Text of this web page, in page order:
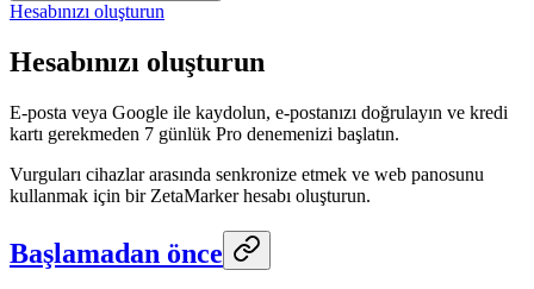
Hesabınızı oluşturun
Hesabınızı oluşturun
E-posta veya Google ile kaydolun, e-postanızı doğrulayın ve kredi
kartı gerekmeden 7 günlük Pro denemenizi başlatın.
Vurguları cihazlar arasında senkronize etmek ve web panosunu
kullanmak için bir ZetaMarker hesabı oluşturun.
Başlamadan önce